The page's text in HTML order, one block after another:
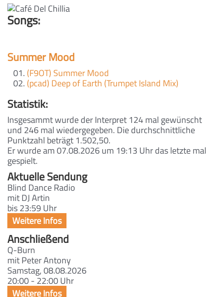
Songs:
Summer Mood
(F9OT) Summer Mood
(pcad) Deep of Earth (Trumpet Island Mix)
Statistik:
Insgesammt wurde der Interpret 124 mal gewünscht
und 246 mal wiedergegeben. Die durchschnittliche
Punktzahl beträgt 1.502,50.
Er wurde am 07.08.2026 um 19:13 Uhr das letzte mal
gespielt.
Aktuelle Sendung
Blind Dance Radio
mit DJ Artin
bis 23:59 Uhr
Anschließend
Q-Burn
mit Peter Antony
Samstag, 08.08.2026
20:00 - 22:00 Uhr